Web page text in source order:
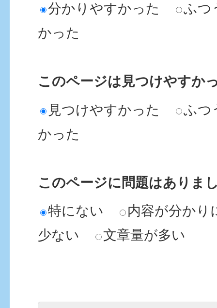
分かりやすかった
ふつ
かった
このページは見つけやすか
見つけやすかった
ふつ
かった
このページに問題はありま
特にない
内容が分かり
少ない
文章量が多い